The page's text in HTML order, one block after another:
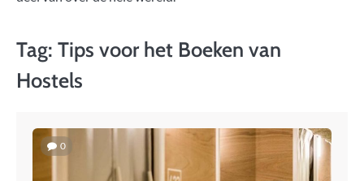
Tag: Tips voor het Boeken van
Hostels
0